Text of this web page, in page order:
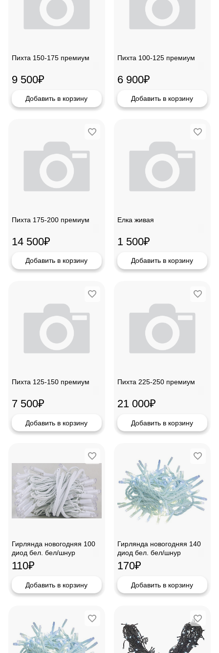
Пихта 150-175 премиум
9 500₽
Добавить в корзину
Пихта 100-125 премиум
6 900₽
Добавить в корзину
Пихта 175-200 премиум
14 500₽
Добавить в корзину
Елка живая
1 500₽
Добавить в корзину
Пихта 125-150 премиум
7 500₽
Добавить в корзину
Пихта 225-250 премиум
21 000₽
Добавить в корзину
Гирлянда новогодняя 100
диод бел. бел/шнур
110₽
Добавить в корзину
Гирлянда новогодняя 140
диод бел. бел/шнур
170₽
Добавить в корзину